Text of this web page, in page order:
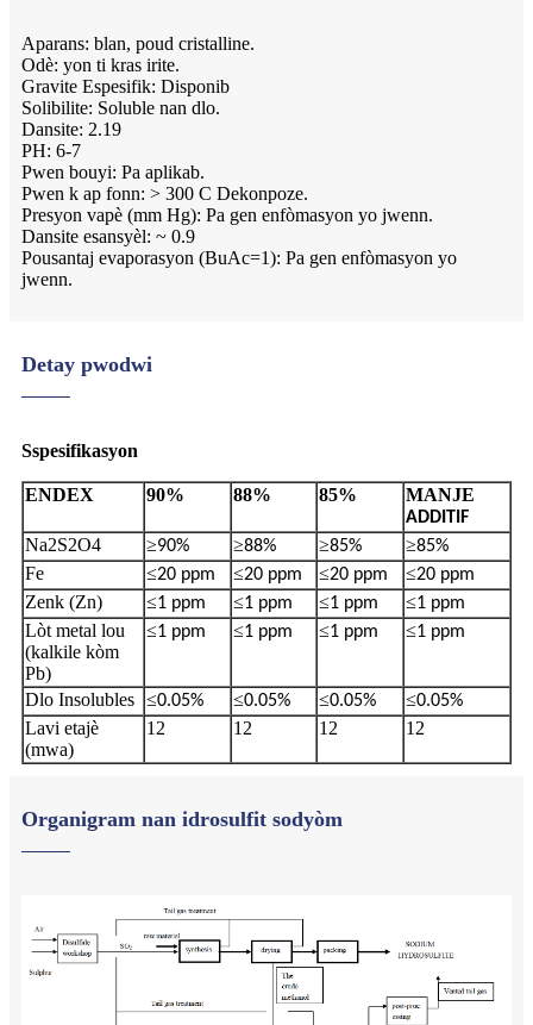
Aparans: blan, poud cristalline.
Odè: yon ti kras irite.
Gravite Espesifik: Disponib
Solibilite: Soluble nan dlo.
Dansite: 2.19
PH: 6-7
Pwen bouyi: Pa aplikab.
Pwen k ap fonn: > 300 C Dekonpoze.
Presyon vapè (mm Hg): Pa gen enfòmasyon yo jwenn.
Dansite esansyèl: ~ 0.9
Pousantaj evaporasyon (BuAc=1): Pa gen enfòmasyon yo
jwenn.
Detay pwodwi
Sspesifikasyon
ENDEX 90% 88% 85% MANJE
ADDITIF
Na2S2O4 ≥90% ≥88% ≥85% ≥85%
Fe ≤20 ppm ≤20 ppm ≤20 ppm ≤20 ppm
Zenk (Zn) ≤1 ppm ≤1 ppm ≤1 ppm ≤1 ppm
Lòt metal lou
(kalkile kòm
Pb)
≤1 ppm ≤1 ppm ≤1 ppm ≤1 ppm
Dlo Insolubles ≤0.05% ≤0.05% ≤0.05% ≤0.05%
Lavi etajè
(mwa)
12 12 12 12
Organigram nan idrosulfit sodyòm